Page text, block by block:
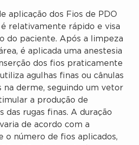
aplicação dos Fios de PDO
relativamente rápido e visa
do paciente. Após a limpeza
é aplicada uma anestesia
dos fios praticamente
agulhas finas ou cânulas
na derme, seguindo um vetor
a produção de
das rugas finas. A duração
de acordo com a
o número de fios aplicados,